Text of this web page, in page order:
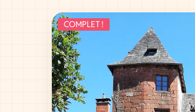
COMPLET !